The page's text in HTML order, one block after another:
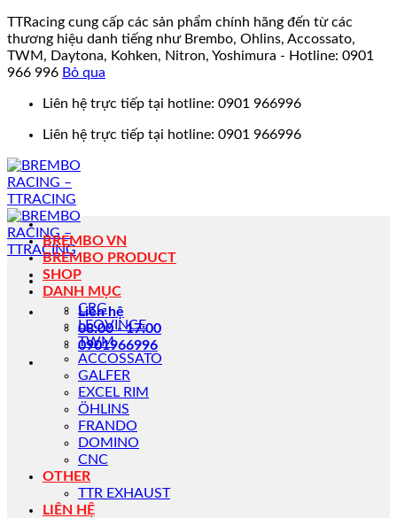
TTRacing cung cấp các sản phẩm chính hãng đến từ các
thương hiệu danh tiếng như Brembo, Ohlins, Accossato,
TWM, Daytona, Kohken, Nitron, Yoshimura - Hotline: 0901
966 996 Bỏ qua
Liên hệ trực tiếp tại hotline: 0901 966996
Liên hệ trực tiếp tại hotline: 0901 966996
Liên hệ
08:00 - 17:00
0901966996
BREMBO VN
BREMBO PRODUCT
SHOP
DANH MỤC
CRG
LEOVINCE
TWM
ACCOSSATO
GALFER
EXCEL RIM
ÖHLINS
FRANDO
DOMINO
CNC
OTHER
TTR EXHAUST
LIÊN HỆ